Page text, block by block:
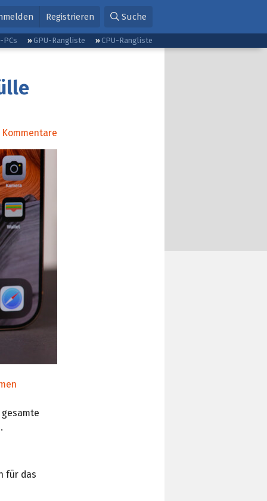
Registrieren Suche
PCs GPU-Rangliste CPU-Rangliste
Kommentare
gesamte
für das